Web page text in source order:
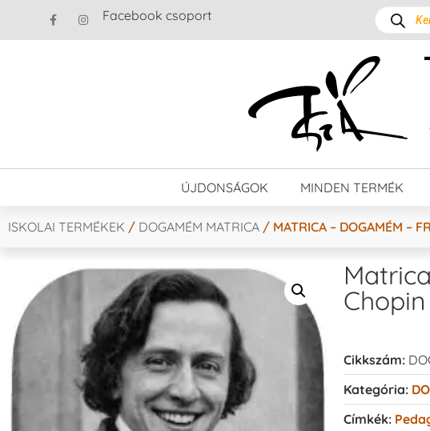
Facebook csoport
ÚJDONSÁGOK MINDEN TERMÉK
ISKOLAI TERMÉKEK / DOGAMÉM MATRICA / MATRICA – DOGAMÉM –
Cikkszám:
Kategória:
Címkék: